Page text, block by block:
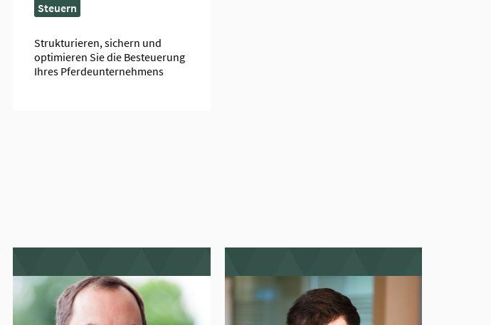
Steuern
Strukturieren, sichern und
optimieren Sie die Besteuerung
Ihres Pferdeunternehmens